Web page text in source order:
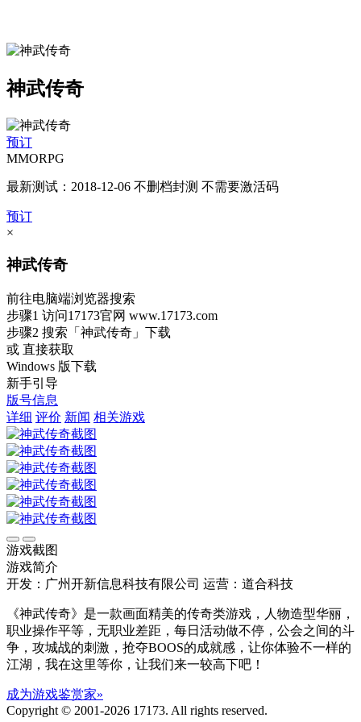
神武传奇
预订
MMORPG
最新测试：2018-12-06 不删档封测 不需要激活码
预订
×
神武传奇
前往电脑端浏览器搜索
步骤1 访问17173官网 www.17173.com
步骤2 搜索 「神武传奇」 下载
或 直接获取
Windows 版下载
新手引导
版号信息
详细 评价 新闻 相关游戏
游戏截图
游戏简介
开发：广州开新信息科技有限公司 运营：道合科技
《神武传奇》是一款画面精美的传奇类游戏，人物造型华丽，
职业操作平等，无职业差距，每日活动做不停，公会之间的斗
争，攻城战的刺激，抢夺BOOS的成就感，让你体验不一样的
江湖，我在这里等你，让我们来一较高下吧！
成为游戏鉴赏家»
Copyright © 2001-2026 17173. All rights reserved.